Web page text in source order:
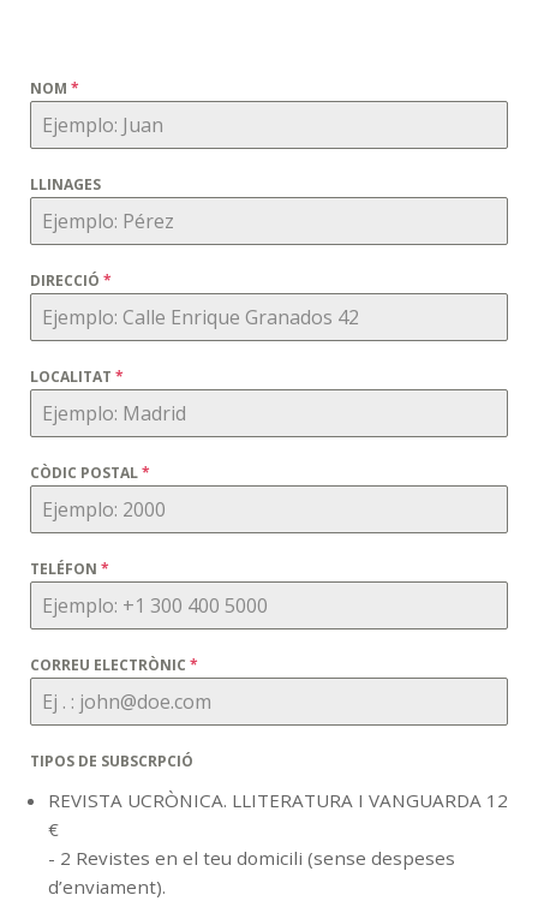
NOM *
LLINAGES
DIRECCIÓ *
LOCALITAT *
CÒDIC POSTAL*
TELÉFON *
CORREU ELECTRÒNIC *
TIPOS DE SUBSCRPCIÓ
REVISTA UCRÒNICA. LLITERATURA I VANGUARDA 12
€
- 2 Revistes en el teu domicili (sense despeses
d’enviament).